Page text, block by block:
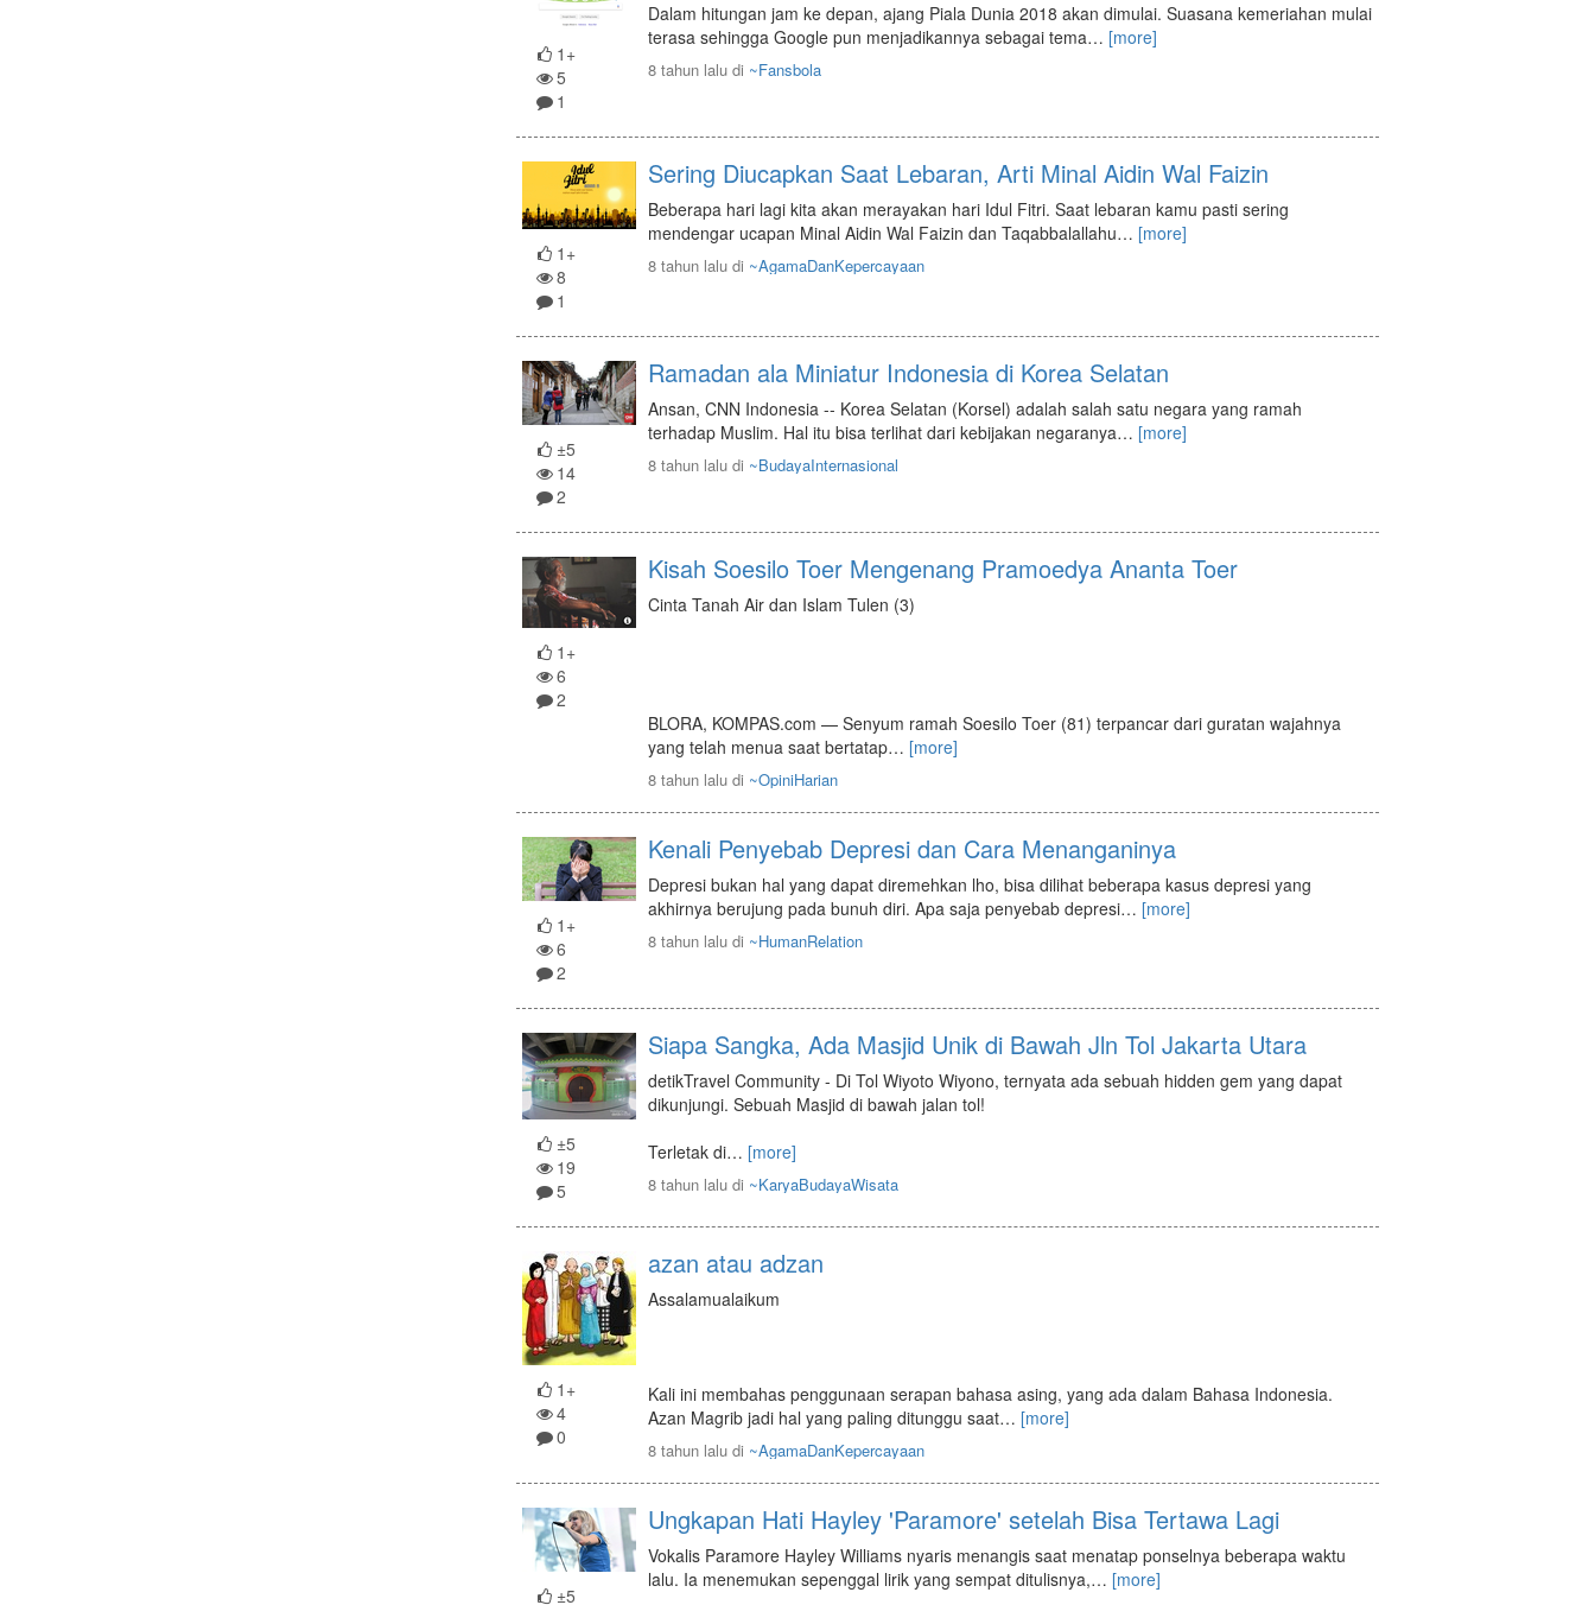
1+
5
1
Dalam hitungan jam ke depan, ajang Piala Dunia 2018 akan dimulai. Suasana kemeriahan mulai
terasa sehingga Google pun menjadikannya sebagai tema… [more]
8 tahun laludi ~Fansbola
1+
8
1
Sering Diucapkan Saat Lebaran, Arti Minal Aidin Wal Faizin
Beberapa hari lagi kita akan merayakan hari Idul Fitri. Saat lebaran kamu pasti sering
mendengar ucapan Minal Aidin Wal Faizin dan Taqabbalallahu… [more]
8 tahun laludi ~AgamaDanKepercayaan
±5
14
2
Ramadan ala Miniatur Indonesia di Korea Selatan
Ansan, CNN Indonesia -- Korea Selatan (Korsel) adalah salah satu negara yang ramah
terhadap Muslim. Hal itu bisa terlihat dari kebijakan negaranya… [more]
8 tahun laludi ~BudayaInternasional
1+
6
2
Kisah Soesilo Toer Mengenang Pramoedya Ananta Toer
Cinta Tanah Air dan Islam Tulen (3)
BLORA, KOMPAS.com — Senyum ramah Soesilo Toer (81) terpancar dari guratan wajahnya
yang telah menua saat bertatap… [more]
8 tahun laludi ~OpiniHarian
1+
6
2
Kenali Penyebab Depresi dan Cara Menanganinya
Depresi bukan hal yang dapat diremehkan lho, bisa dilihat beberapa kasus depresi yang
akhirnya berujung pada bunuh diri. Apa saja penyebab depresi… [more]
8 tahun laludi ~HumanRelation
±5
19
5
Siapa Sangka, Ada Masjid Unik di Bawah Jln Tol Jakarta Utara
detikTravel Community - Di Tol Wiyoto Wiyono, ternyata ada sebuah hidden gem yang dapat
dikunjungi. Sebuah Masjid di bawah jalan tol!
Terletak di… [more]
8 tahun laludi ~KaryaBudayaWisata
1+
4
0
azan atau adzan
Assalamualaikum
Kali ini membahas penggunaan serapan bahasa asing, yang ada dalam Bahasa Indonesia.
Azan Magrib jadi hal yang paling ditunggu saat… [more]
8 tahun laludi ~AgamaDanKepercayaan
±5
Ungkapan Hati Hayley 'Paramore' setelah Bisa Tertawa Lagi
Vokalis Paramore Hayley Williams nyaris menangis saat menatap ponselnya beberapa waktu
lalu. Ia menemukan sepenggal lirik yang sempat ditulisnya,… [more]